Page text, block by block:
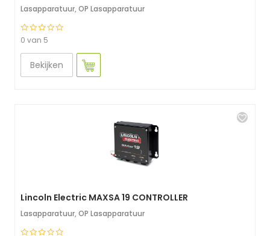
Lasapparatuur, OP Lasapparatuur
0 van 5
Bekijken
Lincoln Electric MAXSA 19 CONTROLLER
Lasapparatuur, OP Lasapparatuur